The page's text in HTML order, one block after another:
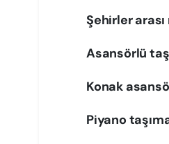
Şehirler
Asansörlü
Konak
Piyano